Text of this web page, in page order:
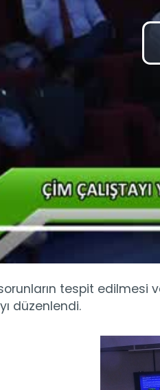
tespit edilmesi
düzenlendi.